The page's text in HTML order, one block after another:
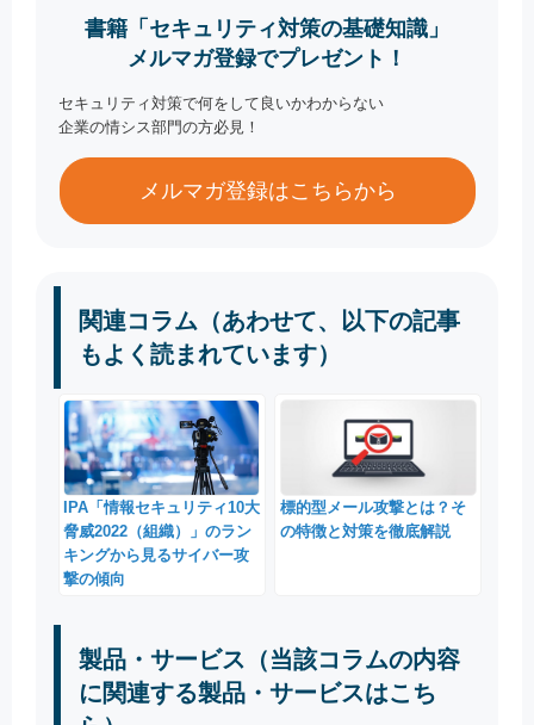
書籍「セキュリティ対策の基礎知識」
メルマガ登録でプレゼント！
セキュリティ対策で何をして良いかわからない
企業の情シス部門の方必見！
メルマガ登録はこちらから
関連コラム（あわせて、以下の記事
もよく読まれています）
IPA「情報セキュリティ10大
脅威2022（組織）」のラン
キングから見るサイバー攻
撃の傾向
標的型メール攻撃とは？そ
の特徴と対策を徹底解説
製品・サービス（当該コラムの内容
に関連する製品・サービスはこち